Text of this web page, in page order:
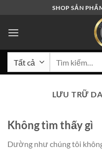
nội
SHOP SẢN
LƯU TRỮ
Không tìm thấy gì
Dường như chúng tôi